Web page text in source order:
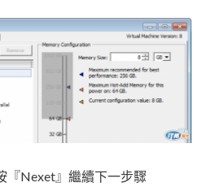
『Nexet』繼續下一步驟